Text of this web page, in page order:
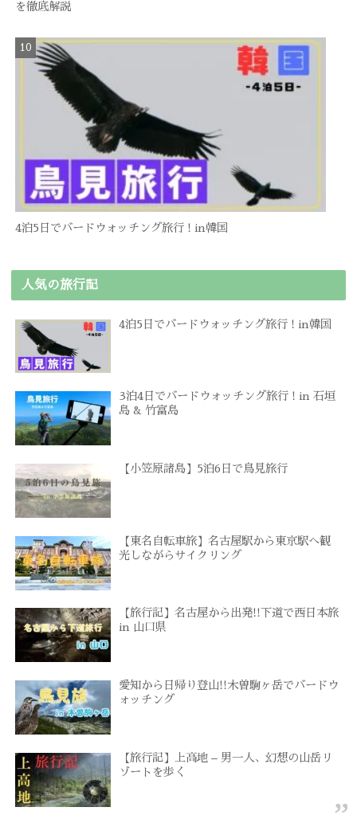
を徹底解説
4泊5日でバードウォッチング旅行 ! in韓国
人気の旅行記
4泊5日でバードウォッチング旅行 ! in韓国
3泊4日でバードウォッチング旅行 ! in 石垣
島 & 竹富島
【小笠原諸島】5泊6日で鳥見旅行
【東名自転車旅】名古屋駅から東京駅へ観
光しながらサイクリング
【旅行記】名古屋から出発!!下道で西日本旅
in 山口県
愛知から日帰り登山!!木曽駒ヶ岳でバードウ
ォッチング
【旅行記】上高地 – 男一人、幻想の山岳リ
ゾートを歩く